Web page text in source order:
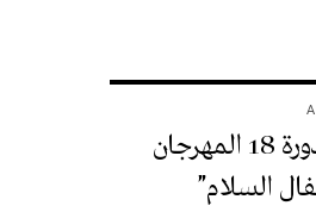
انطلاق الدورة 18 المهرجان
السلام”